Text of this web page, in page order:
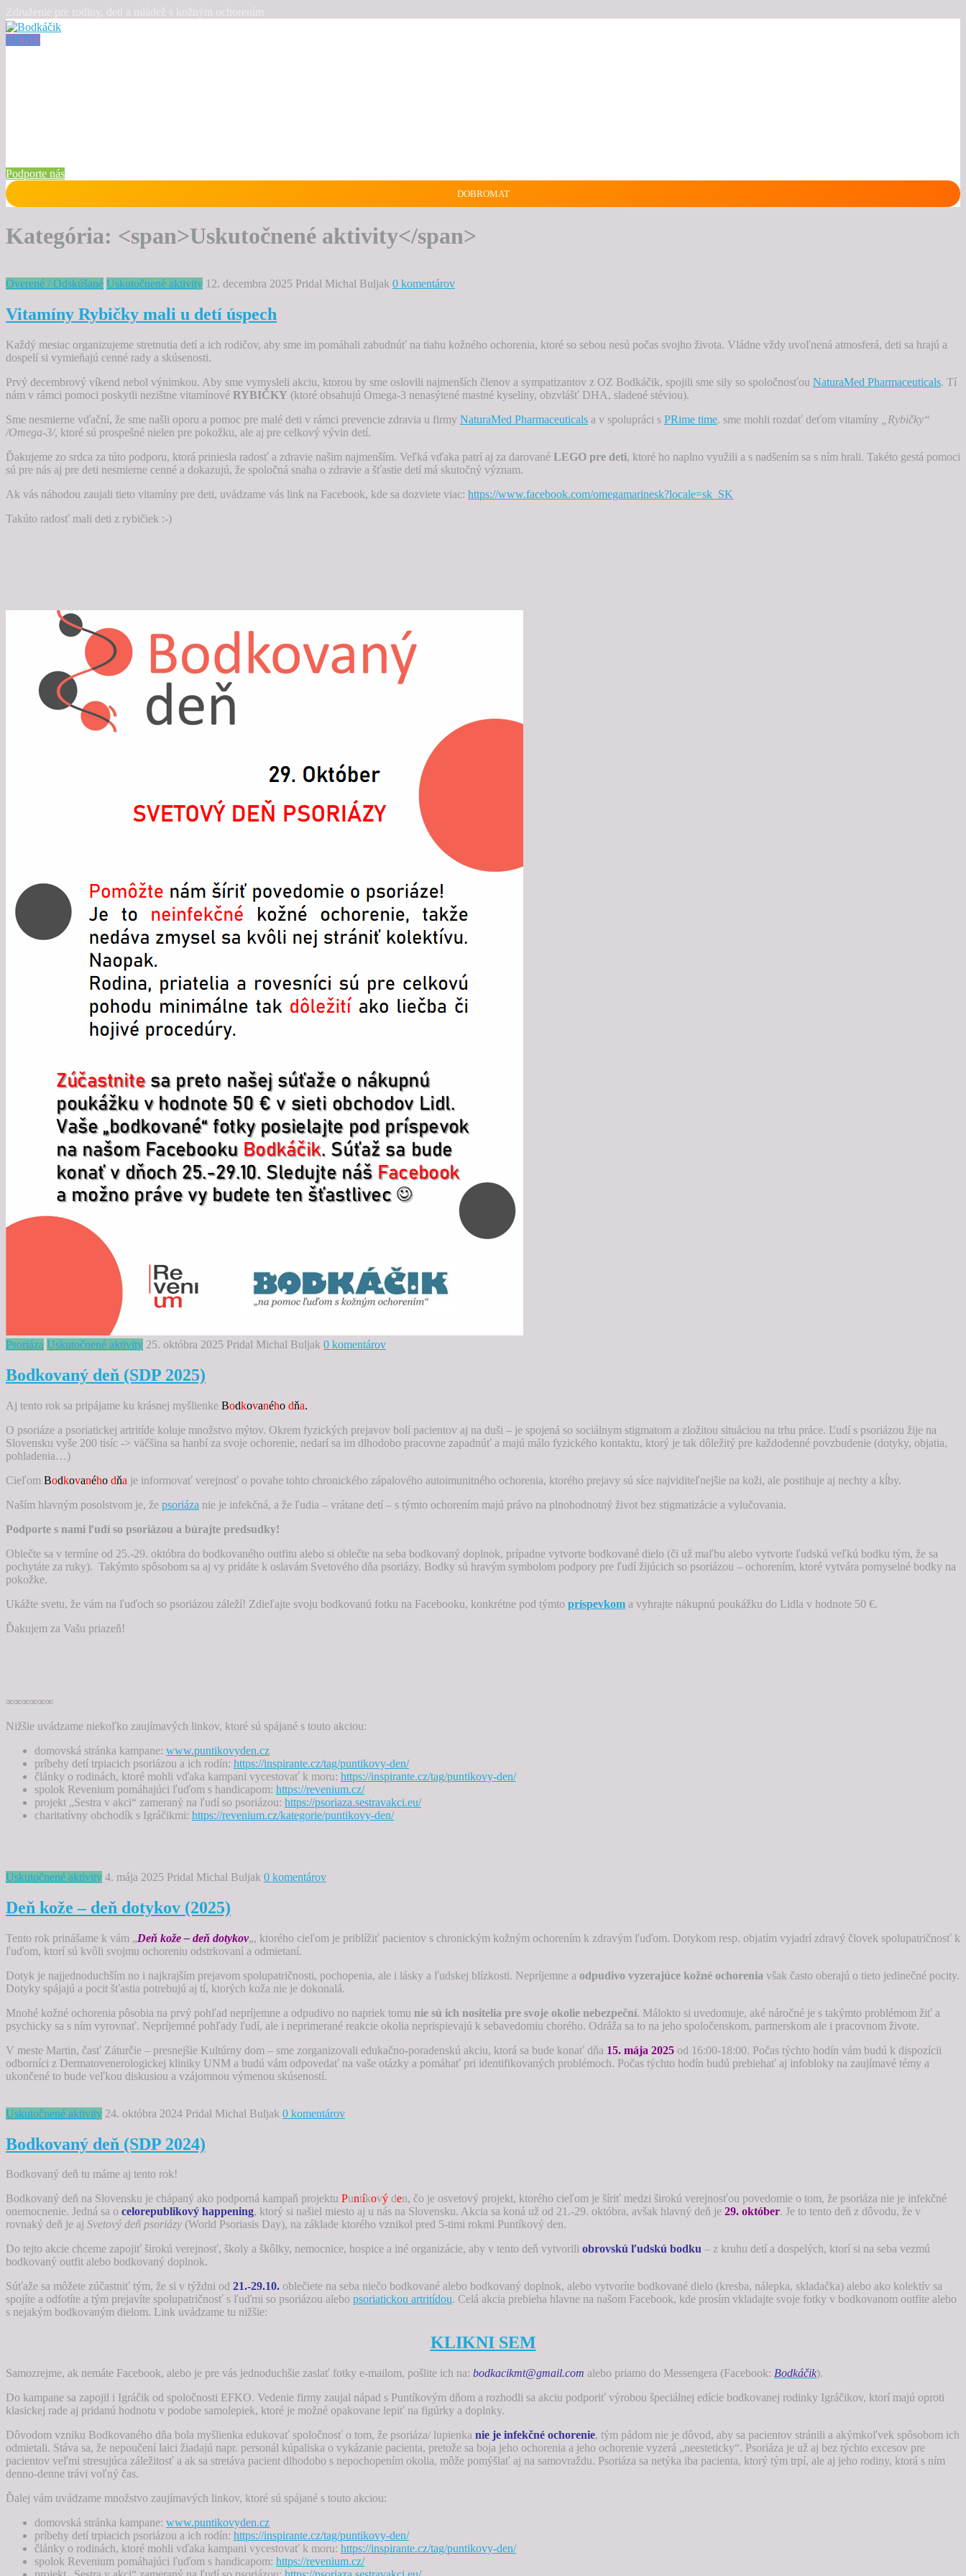
Združenie pre rodiny, deti a mládež s kožným ochorením
MENU
Podporte nás
DOBROMAT
Kategória: <span>Uskutočnené aktivity</span>
Overené / Odskúšané Uskutočnené aktivity 12. decembra 2025 Pridal Michal Buljak 0 komentárov
Vitamíny Rybičky mali u detí úspech
Každý mesiac organizujeme stretnutia detí a ich rodičov, aby sme im pomáhali zabudnúť na tiahu kožného ochorenia, ktoré so sebou nesú počas svojho života. Vládne vždy uvoľnená atmosferá, deti sa hrajú a
dospelí si vymieňajú cenné rady a skúsenosti.
Prvý decembrový víkend nebol výnimkou. Aby sme vymysleli akciu, ktorou by sme oslovili najmenších členov a sympatizantov z OZ Bodkáčik, spojili sme sily so spoločnosťou NaturaMed Pharmaceuticals. Tí
nám v rámci pomoci poskytli nezištne vitamínové RYBIČKY (ktoré obsahujú Omega-3 nenasýtené mastné kyseliny, obzvlášť DHA, sladené stéviou).
Sme nesmierne vďační, že sme našli oporu a pomoc pre malé deti v rámci prevencie zdravia u firmy NaturaMed Pharmaceuticals a v spolupráci s PRime time. sme mohli rozdať deťom vitamíny
„Rybičky“
/Omega-3/, ktoré sú prospešné nielen pre pokožku, ale aj pre celkový vývin detí.
Ďakujeme zo srdca za túto podporu, ktorá priniesla radosť a zdravie našim najmenším. Veľká vďaka patrí aj za darované LEGO pre deti, ktoré ho naplno využili a s nadšením sa s ním hrali. Takéto gestá pomoci
sú pre nás aj pre deti nesmierne cenné a dokazujú, že spoločná snaha o zdravie a šťastie detí má skutočný význam.
Ak vás náhodou zaujali tieto vitamíny pre deti, uvádzame vás link na Facebook, kde sa dozviete viac: https://www.facebook.com/omegamarinesk?locale=sk_SK
Takúto radosť mali deti z rybičiek :-)
Psoriáza Uskutočnené aktivity 25. októbra 2025 Pridal Michal Buljak 0 komentárov
Bodkovaný deň (SDP 2025)
Aj tento rok sa pripájame ku krásnej myšlienke Bodkovaného dňa.
O psoriáze a psoriatickej artritíde koluje množstvo mýtov. Okrem fyzických prejavov bolí pacientov aj na duši – je spojená so sociálnym stigmatom a zložitou situáciou na trhu práce. Ľudí s psoriázou žije na
Slovensku vyše 200 tisíc -> väčšina sa hanbí za svoje ochorenie, nedarí sa im dlhodobo pracovne zapadnúť a majú málo fyzického kontaktu, ktorý je tak dôležitý pre každodenné povzbudenie (dotyky, objatia,
pohladenia…)
Cieľom Bodkovaného dňa je informovať verejnosť o povahe tohto chronického zápalového autoimunitného ochorenia, ktorého prejavy sú síce najviditeľnejšie na koži, ale postihuje aj nechty a kĺby.
Naším hlavným posolstvom je, že psoriáza nie je infekčná, a že ľudia – vrátane detí – s týmto ochorením majú právo na plnohodnotný život bez stigmatizácie a vylučovania.
Podporte s nami ľudí so psoriázou a búrajte predsudky!
Oblečte sa v termíne od 25.-29. októbra do bodkovaného outfitu alebo si oblečte na seba bodkovaný doplnok, prípadne vytvorte bodkované dielo (či už maľbu alebo vytvorte ľudskú veľkú bodku tým, že sa
pochytáte za ruky). Takýmto spôsobom sa aj vy pridáte k oslavám Svetového dňa psoriázy. Bodky sú hravým symbolom podpory pre ľudí žijúcich so psoriázou – ochorením, ktoré vytvára pomyselné bodky na
pokožke.
Ukážte svetu, že vám na ľuďoch so psoriázou záleží! Zdieľajte svoju bodkovanú fotku na Facebooku, konkrétne pod týmto príspevkom a vyhrajte nákupnú poukážku do Lidla v hodnote 50 €.
Ďakujem za Vašu priazeň!
∞∞∞∞∞∞
Nižšie uvádzame niekoľko zaujímavých linkov, ktoré sú spájané s touto akciou:
domovská stránka kampane: www.puntikovyden.cz
príbehy detí trpiacich psoriázou a ich rodín: https://inspirante.cz/tag/puntikovy-den/
články o rodinách, ktoré mohli vďaka kampani vycestovať k moru: https://inspirante.cz/tag/puntikovy-den/
spolok Revenium pomáhajúci ľuďom s handicapom: https://revenium.cz/
projekt „Sestra v akci“ zameraný na ľudí so psoriázou: https://psoriaza.sestravakci.eu/
charitatívny obchodík s Igráčikmi: https://revenium.cz/kategorie/puntikovy-den/
Uskutočnené aktivity 4. mája 2025 Pridal Michal Buljak 0 komentárov
Deň kože – deň dotykov (2025)
Tento rok prinášame k vám „Deň kože – deň dotykov„, ktorého cieľom je priblížiť pacientov s chronickým kožným ochorením k zdravým ľuďom. Dotykom resp. objatím vyjadrí zdravý človek spolupatričnosť k
ľuďom, ktorí sú kvôli svojmu ochoreniu odstrkovaní a odmietaní.
Dotyk je najjednoduchším no i najkrajším prejavom spolupatričnosti, pochopenia, ale i lásky a ľudskej blízkosti. Nepríjemne a odpudivo vyzerajúce kožné ochorenia však často oberajú o tieto jedinečné pocity.
Dotyky spájajú a pocit šťastia potrebujú aj tí, ktorých koža nie je dokonalá.
Mnohé kožné ochorenia pôsobia na prvý pohľad nepríjemne a odpudivo no napriek tomu nie sú ich nositelia pre svoje okolie nebezpeční. Málokto si uvedomuje, aké náročné je s takýmto problémom žiť a
psychicky sa s ním vyrovnať. Nepríjemné pohľady ľudí, ale i neprimerané reakcie okolia neprispievajú k sebavedomiu chorého. Odráža sa to na jeho spoločenskom, partnerskom ale i pracovnom živote.
V meste Martin, časť Záturčie – presnejšie Kultúrny dom – sme zorganizovali edukačno-poradenskú akciu, ktorá sa bude konať dňa 15. mája 2025 od 16:00-18:00. Počas týchto hodín vám budú k dispozícii
odborníci z Dermatovenerologickej kliniky UNM a budú vám odpovedať na vaše otázky a pomáhať pri identifikovaných problémoch. Počas týchto hodín budú prebiehať aj infobloky na zaujímavé témy a
ukončené to bude veľkou diskusiou a vzájomnou výmenou skúseností.
Uskutočnené aktivity 24. októbra 2024 Pridal Michal Buljak 0 komentárov
Bodkovaný deň (SDP 2024)
Bodkovaný deň tu máme aj tento rok!
Bodkovaný deň na Slovensku je chápaný ako podporná kampaň projektu Puntíkový den, čo je osvetový projekt, ktorého cieľom je šíriť medzi širokú verejnosťou povedomie o tom, že psoriáza nie je infekčné
onemocnenie. Jedná sa o celorepublikový happening, ktorý si našiel miesto aj u nás na Slovensku. Akcia sa koná už od 21.-29. októbra, avšak hlavný deň je 29. október. Je to tento deň z dôvodu, že v
rovnaký deň je aj Svetový deň psoriázy (World Psoriasis Day), na základe ktorého vznikol pred 5-timi rokmi Puntíkový den.
Do tejto akcie chceme zapojiť širokú verejnosť, školy a škôlky, nemocnice, hospice a iné organizácie, aby v tento deň vytvorili obrovskú ľudskú bodku – z kruhu detí a dospelých, ktorí si na seba vezmú
bodkovaný outfit alebo bodkovaný doplnok.
Súťaže sa môžete zúčastniť tým, že si v týždni od 21.-29.10. oblečiete na seba niečo bodkované alebo bodkovaný doplnok, alebo vytvoríte bodkované dielo (kresba, nálepka, skladačka) alebo ako kolektív sa
spojíte a odfotíte a tým prejavíte spolupatričnosť s ľuďmi so psoriázou alebo psoriatickou artritídou. Celá akcia prebieha hlavne na našom Facebook, kde prosím vkladajte svoje fotky v bodkovanom outfite alebo
s nejakým bodkovaným dielom. Link uvádzame tu nižšie:
KLIKNI SEM
Samozrejme, ak nemáte Facebook, alebo je pre vás jednoduchšie zaslať fotky e-mailom, pošlite ich na: bodkacikmt@gmail.com alebo priamo do Messengera (Facebook: Bodkáčik).
Do kampane sa zapojil i Igráčik od spoločnosti EFKO. Vedenie firmy zaujal nápad s Puntíkovým dňom a rozhodli sa akciu podporiť výrobou špeciálnej edície bodkovanej rodinky Igráčikov, ktorí majú oproti
klasickej rade aj pridanú hodnotu v podobe samolepiek, ktoré je možné opakovane lepiť na figúrky a doplnky.
Dôvodom vzniku Bodkovaného dňa bola myšlienka edukovať spoločnosť o tom, že psoriáza/ lupienka nie je infekčné ochorenie, tým pádom nie je dôvod, aby sa pacientov stránili a akýmkoľvek spôsobom ich
odmietali. Stáva sa, že nepoučení laici žiadajú napr. personál kúpaliska o vykázanie pacienta, pretože sa boja jeho ochorenia a jeho ochorenie vyzerá „neesteticky“. Psoriáza je už aj bez týchto excesov pre
pacientov veľmi stresujúca záležitosť a ak sa stretáva pacient dlhodobo s nepochopením okolia, môže pomýšlať aj na samovraždu. Psoriáza sa netýka iba pacienta, ktorý tým trpí, ale aj jeho rodiny, ktorá s ním
denno-denne trávi voľný čas.
Ďalej vám uvádzame množstvo zaujímavých linkov, ktoré sú spájané s touto akciou:
domovská stránka kampane: www.puntikovyden.cz
príbehy detí trpiacich psoriázou a ich rodín: https://inspirante.cz/tag/puntikovy-den/
články o rodinách, ktoré mohli vďaka kampani vycestovať k moru: https://inspirante.cz/tag/puntikovy-den/
spolok Revenium pomáhajúci ľuďom s handicapom: https://revenium.cz/